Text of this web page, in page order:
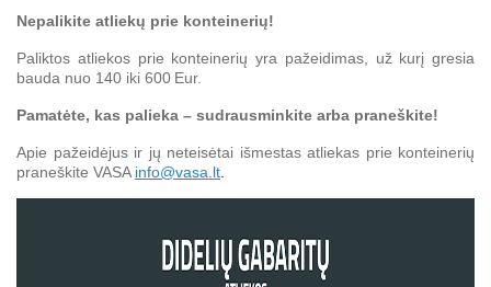
Nepalikite atliekų prie konteinerių!
Paliktos atliekos prie konteinerių yra pažeidimas, už kurį gresia
bauda nuo 140 iki 600 Eur.
Pamatėte, kas palieka – sudrausminkite arba praneškite!
Apie pažeidėjus ir jų neteisėtai išmestas atliekas prie konteinerių
praneškite VASA info@vasa.lt